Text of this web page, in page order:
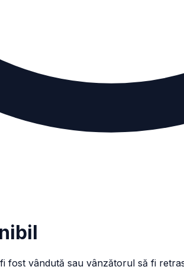
fost vândută sau vânzătorul să fi